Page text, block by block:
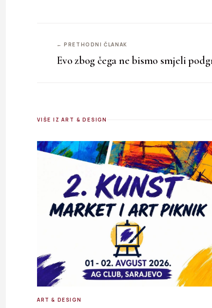
← PRETHODNI ČLANAK
Evo zbog čega ne bismo smjeli
VIŠE IZ ART & DESIGN
ART & DESIGN